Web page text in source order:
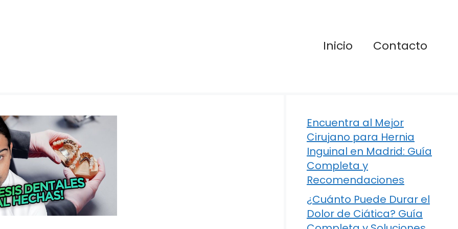
Inicio Contacto
Encuentra al Mejor
Cirujano para Hernia
Inguinal en Madrid: Guía
Completa y
Recomendaciones
¿Cuánto Puede Durar el
Dolor de Ciática? Guía